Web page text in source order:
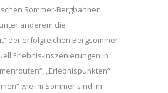
Sommer-Bergbahnen
anderem die
der erfolgreichen Bergsommer-
Inszenierungen in
„Erlebnispunkten“
wie im Sommer sind im